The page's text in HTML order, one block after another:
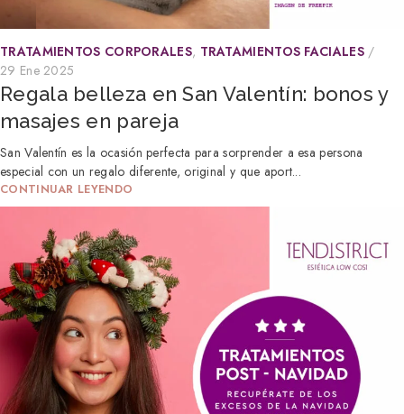
TRATAMIENTOS CORPORALES, TRATAMIENTOS FACIALES
29 Ene 2025
Regala belleza en San Valentín: bonos y
masajes en pareja
San Valentín es la ocasión perfecta para sorprender a esa persona
especial con un regalo diferente, original y que aport...
CONTINUAR LEYENDO